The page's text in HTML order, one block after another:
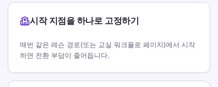
시작 지점을 하나로 고정하기
매번 같은 레슨 경로(또는 교실 워크플로 페이지)에서 시작
하면 전환 부담이 줄어듭니다.